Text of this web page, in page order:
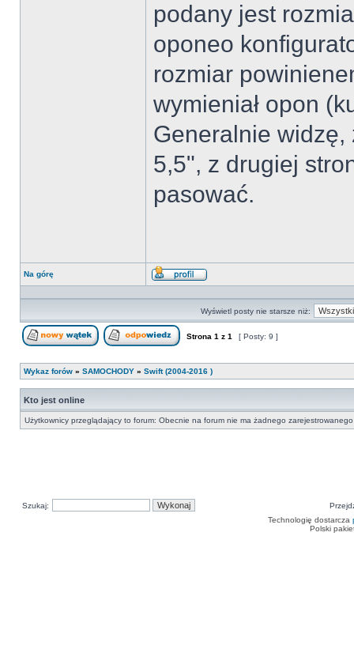
podany jest
oponeo
rozmiar
wymieniał opon
Generalnie widzę,
5,5", z drugiej
pasować.
Na górę
Wyświetl
Wyświetl posty nie starsze niż:
Strona 1 z 1 [ Posty: 9 ]
Wykaz forów » SAMOCHODY » Swift (2004-2016 )
Kto jest online
Użytkownicy przeglądający to forum: Obecnie na forum nie ma żadnego
Szukaj:
Technologię dostarcza
Polski